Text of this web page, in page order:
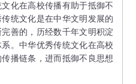
化在高校传播有助于抵御不
统文化是在中华文明发展的
善的，历经数千年文明积淀
。中华优秀传统文化在高校
播链条，进而抵御不良思想